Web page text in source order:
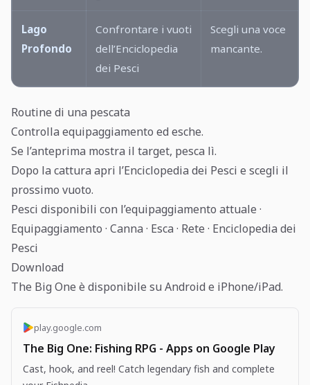
Lago
Profondo
Confrontare i vuoti
dell’Enciclopedia
dei Pesci
Scegli una voce
mancante.
Routine di una pescata
Controlla equipaggiamento ed esche.
Se l’anteprima mostra il target, pesca lì.
Dopo la cattura apri l’Enciclopedia dei Pesci e scegli il
prossimo vuoto.
Pesci disponibili con l’equipaggiamento attuale ·
Equipaggiamento · Canna · Esca · Rete · Enciclopedia dei
Pesci
Download
The Big One è disponibile su Android e iPhone/iPad.
play.google.com
The Big One: Fishing RPG - Apps on Google Play
Cast, hook, and reel! Catch legendary fish and complete